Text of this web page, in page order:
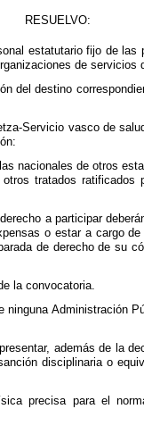
RESUELVO:
estatutario fijo de
de
del destino
Servicio vasco de
nacionales de otros
tratados
a participar
o estar a cargo
de derecho de su
la convocatoria.
Administración
además de la
disciplinaria o
precisa para el